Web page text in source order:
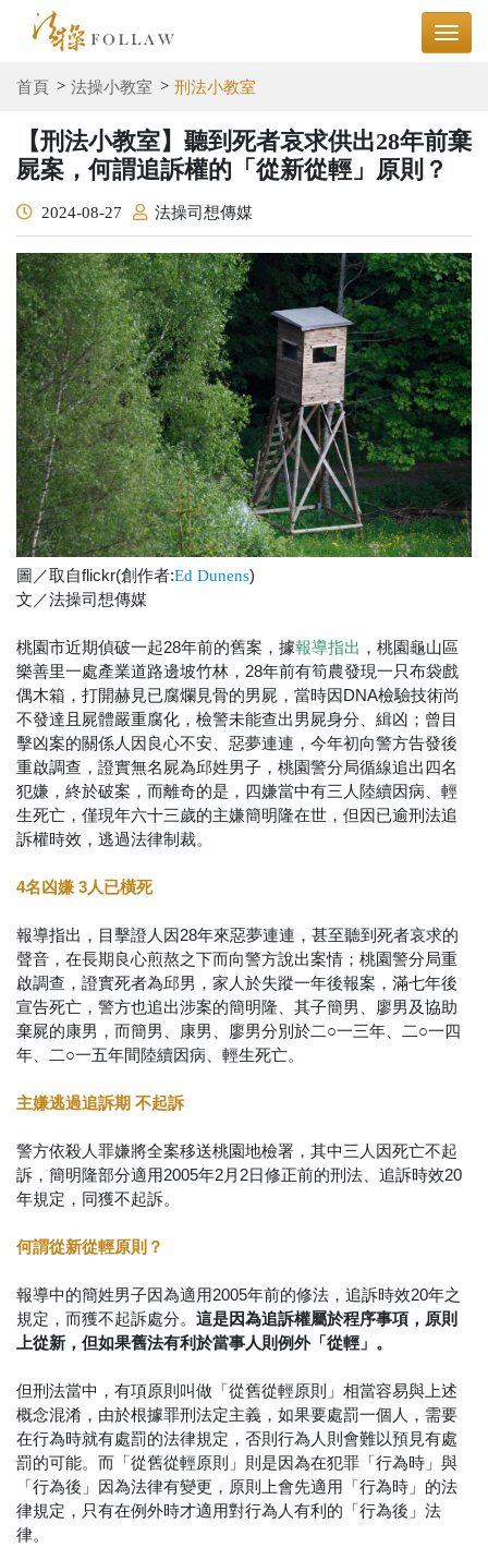
首頁 法操小教室 刑法小教室
【刑法小教室】聽到死者哀求供出28年前棄
屍案，何謂追訴權的「從新從輕」原則？
2024-08-27 法操司想傳媒
圖／取自flickr(創作者:Ed Dunens)
文／法操司想傳媒
桃園市近期偵破一起28年前的舊案，據報導指出 ，桃園龜山區
樂善里一處產業道路邊坡竹林，28年前有筍農發現一只布袋戲
偶木箱，打開赫見已腐爛見骨的男屍，當時因DNA檢驗技術尚
不發達且屍體嚴重腐化，檢警未能查出男屍身分、緝凶；曾目
擊凶案的關係人因良心不安、惡夢連連，今年初向警方告發後
重啟調查，證實無名屍為邱姓男子，桃園警分局循線追出四名
犯嫌，終於破案，而離奇的是，四嫌當中有三人陸續因病、輕
生死亡，僅現年六十三歲的主嫌簡明隆在世，但因已逾刑法追
訴權時效，逃過法律制裁。
4名凶嫌 3人已橫死
報導指出，目擊證人因28年來惡夢連連，甚至聽到死者哀求的
聲音，在長期良心煎熬之下而向警方說出案情；桃園警分局重
啟調查，證實死者為邱男，家人於失蹤一年後報案，滿七年後
宣告死亡，警方也追出涉案的簡明隆、其子簡男、廖男及協助
棄屍的康男，而簡男、康男、廖男分別於二○一三年、二○一四
年、二○一五年間陸續因病、輕生死亡。
主嫌逃過追訴期 不起訴
警方依殺人罪嫌將全案移送桃園地檢署，其中三人因死亡不起
訴，簡明隆部分適用2005年2月2日修正前的刑法、追訴時效20
年規定，同獲不起訴。
何謂從新從輕原則？
報導中的簡姓男子因為適用2005年前的修法，追訴時效20年之
規定，而獲不起訴處分。 這是因為追訴權屬於程序事項，原則
上從新，但如果舊法有利於當事人則例外「從輕」。
但刑法當中，有項原則叫做「從舊從輕原則」相當容易與上述
概念混淆，由於根據罪刑法定主義，如果要處罰一個人，需要
在行為時就有處罰的法律規定，否則行為人則會難以預見有處
罰的可能。而「從舊從輕原則」則是因為在犯罪「行為時」與
「行為後」因為法律有變更，原則上會先適用「行為時」的法
律規定，只有在例外時才適用對行為人有利的「行為後」法
律。